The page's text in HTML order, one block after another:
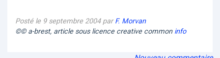
Posté le 9 septembre 2004 parF. Morvan
©© a-brest, article sous licence creative common info